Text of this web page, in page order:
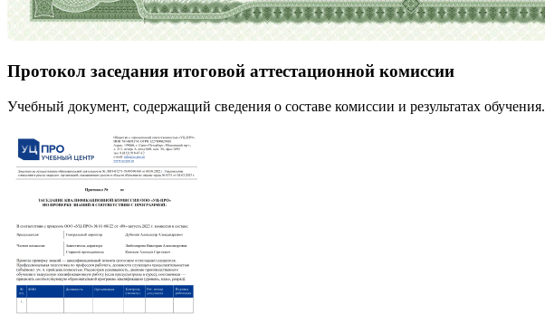
Протокол заседания итоговой аттестационной комиссии
Учебный документ, содержащий сведения о составе комиссии и результатах обучения.